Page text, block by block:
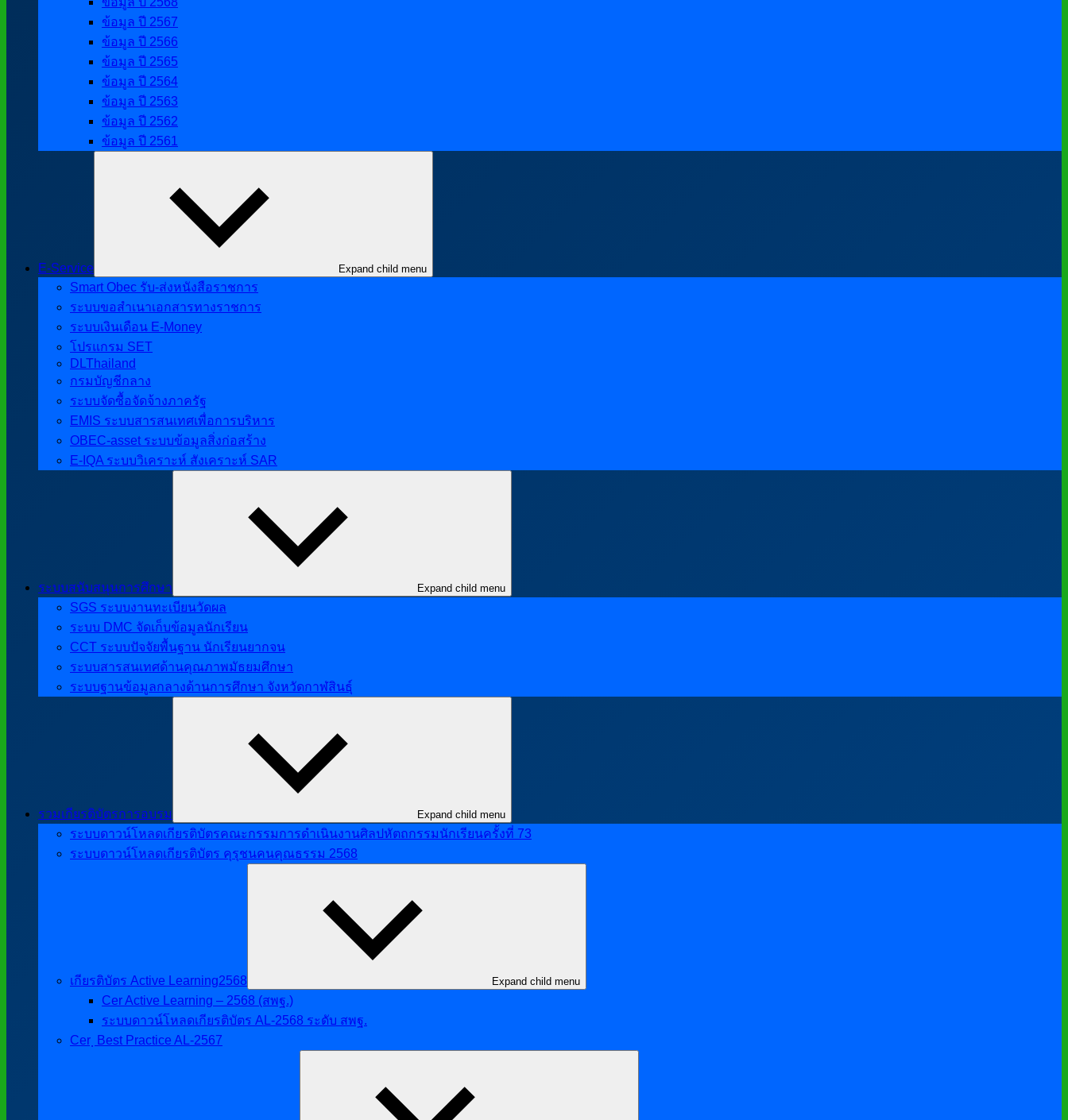
ข้อมูล ปี 2567
ข้อมูล ปี 2566
ข้อมูล ปี 2565
ข้อมูล ปี 2564
ข้อมูล ปี 2563
ข้อมูล ปี 2562
ข้อมูล ปี 2561
E-Service Expand child menu
Smart Obec รับ-ส่งหนังสือราชการ
ระบบขอสำเนาเอกสารทางราชการ
ระบบเงินเดือน E-Money
โปรแกรม SET
DLThailand
กรมบัญชีกลาง
ระบบจัดซื้อจัดจ้างภาครัฐ
EMIS ระบบสารสนเทศเพื่อการบริหาร
OBEC-asset ระบบข้อมูลสิ่งก่อสร้าง
E-IQA ระบบวิเคราะห์ สังเคราะห์ SAR
ระบบสนับสนุนการศึกษา Expand child menu
SGS ระบบงานทะเบียนวัดผล
ระบบ DMC จัดเก็บข้อมูลนักเรียน
CCT ระบบปัจจัยพื้นฐาน นักเรียนยากจน
ระบบสารสนเทศด้านคุณภาพมัธยมศึกษา
ระบบฐานข้อมูลกลางด้านการศึกษา จังหวัดกาฬสินธุ์
รวมเกียรติบัตรการอบรม Expand child menu
ระบบดาวน์โหลดเกียรติบัตรคณะกรรมการดำเนินงานศิลปหัตถกรรมนักเรียนครั้งที่ 73
ระบบดาวน์โหลดเกียรติบัตร คุรุชนคนคุณธรรม 2568
เกียรติบัตร Active Learning2568 Expand child menu
Cer Active Learning – 2568 (สพฐ.)
ระบบดาวน์โหลดเกียรติบัตร AL-2568 ระดับ สพฐ.
Cer ฺ Best Practice AL-2567